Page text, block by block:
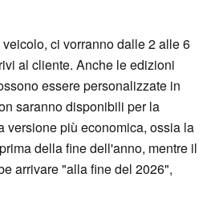
ci vorranno dalle 2 alle 6
al cliente. Anche le edizioni
essere personalizzate in
saranno disponibili per la
versione più economica, ossia la
della fine dell'anno, mentre il
arrivare "alla fine del 2026",